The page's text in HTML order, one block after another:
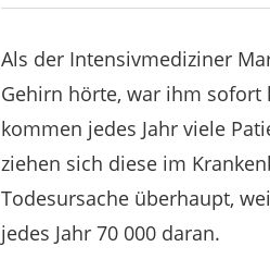
Als der Intensivmediziner
Gehirn hörte, war ihm sofort
kommen jedes Jahr viele
ziehen sich diese im
Todesursache überhaupt,
jedes Jahr 70 000 daran.